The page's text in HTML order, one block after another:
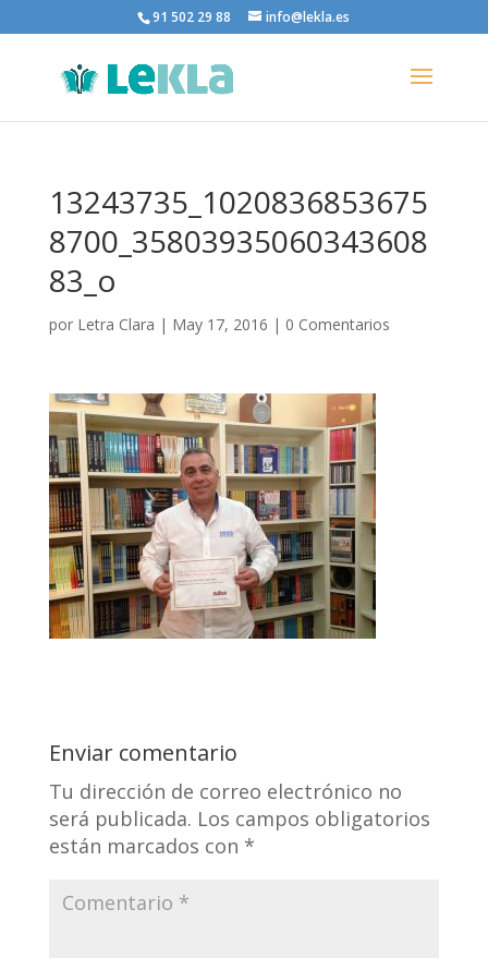
91 502 29 88 info@lekla.es
13243735_1020836853675
8700_35803935060343608
83_o
por Letra Clara | May 17, 2016 | 0 Comentarios
Enviar comentario
Tu dirección de correo electrónico no
será publicada. Los campos obligatorios
están marcados con *